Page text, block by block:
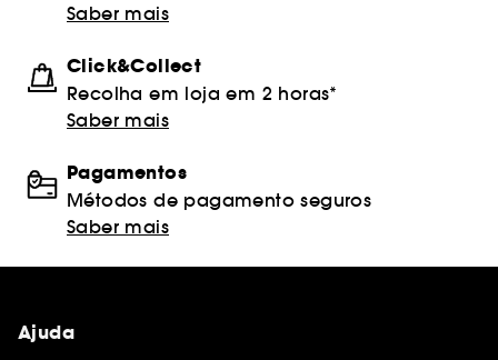
Saber mais
Click&Collect
Recolha em loja em 2 horas*
Saber mais
Pagamentos
Métodos de pagamento seguros
Saber mais
Ajuda